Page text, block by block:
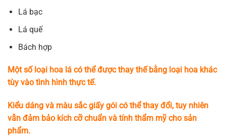
Lá bạc
Lá quế
Bách hợp
Một số loại hoa lá có thể được thay thế bằng loại hoa khác
tùy vào tình hình thực tế.
Kiểu dáng và màu sắc giấy gói có thể thay đổi, tuy nhiên
vẫn đảm bảo kích cỡ chuẩn và tính thẩm mỹ cho sản
phẩm.